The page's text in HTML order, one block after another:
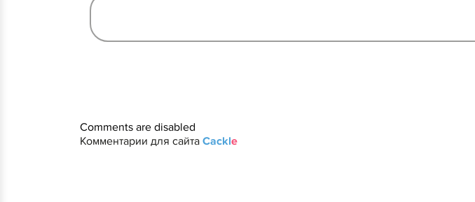
Comments are disabled
Комментарии для сайта Cackle